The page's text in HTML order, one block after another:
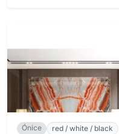
Ónice
red / white / black